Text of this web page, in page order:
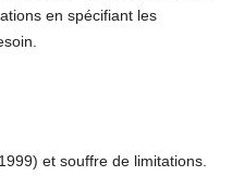
en spécifiant les
et souffre de limitations.